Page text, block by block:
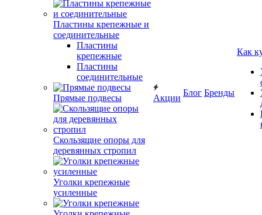
Пластины крепежные и
соединительные
Пластины
крепежные
Пластины
соединительные
Прямые подвесы
Скользящие опоры для
деревянных стропил
Уголки крепежные
усиленные
Акции
Блог Бренды
Как